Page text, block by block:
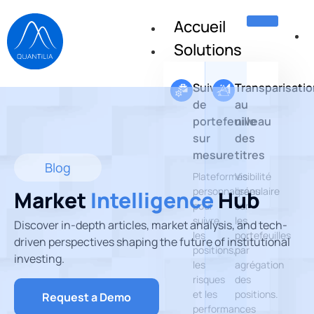
Accueil
Solutions
Suivi
de
portefeuille
sur
mesure
Plateformes
personnalisées
pour
suivre
les
positions,
les
risques
et les
performances
au
niveau
des
titres
Visibilité
granulaire
sur
les
portefeuilles
par
agrégation
des
positions.
Blog
Market IntelligenceHub
Discover in-depth articles, market analysis, and tech-
driven perspectives shaping the future of institutional
investing.
Request a Demo